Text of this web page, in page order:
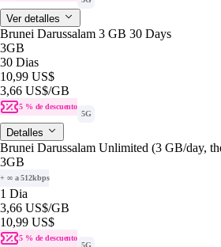
Ver detalles
Brunei Darussalam 3 GB 30 Days
3GB
30 Dias
10,99 US$
3,66 US$/GB
5 % de descuento
5G
Detalles
Brunei Darussalam Unlimited (3 GB/day,
3GB
+ ∞ a 512kbps
1 Dia
3,66 US$/GB
10,99 US$
5 % de descuento
5G